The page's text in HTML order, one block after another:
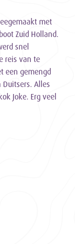
met
Zuid Holland.
snel
reis van te
een gemengd
Alles
Joke. Erg veel